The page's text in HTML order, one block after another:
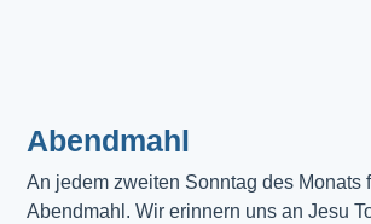
Abendmahl​
An jedem zweiten Sonntag des Monats
Abendmahl. Wir erinnern uns an Jesu